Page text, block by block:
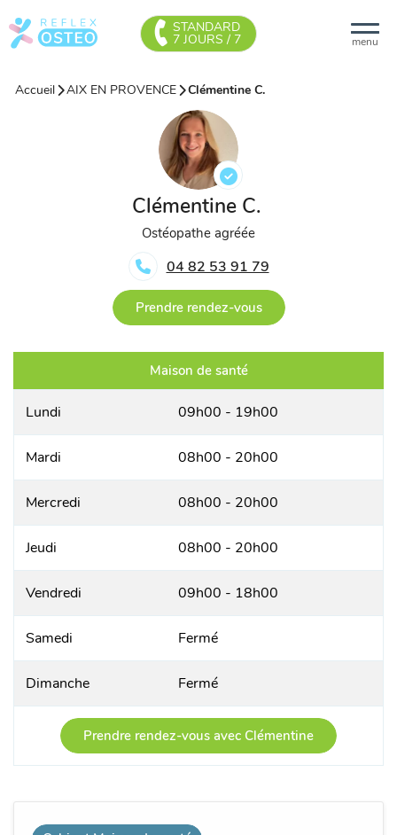
menu
STANDARD
7 JOURS / 7
Accueil AIX EN PROVENCE Clémentine C.
Clémentine C.
Ostéopathe agréée
04 82 53 91 79
Prendre rendez-vous
Maison de santé
Lundi 09h00 - 19h00
Mardi 08h00 - 20h00
Mercredi 08h00 - 20h00
Jeudi 08h00 - 20h00
Vendredi 09h00 - 18h00
Samedi Fermé
Dimanche Fermé
Prendre rendez-vous avec Clémentine